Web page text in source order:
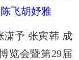
飞胡妤雅
予 张寅韩 成
览会暨第29届